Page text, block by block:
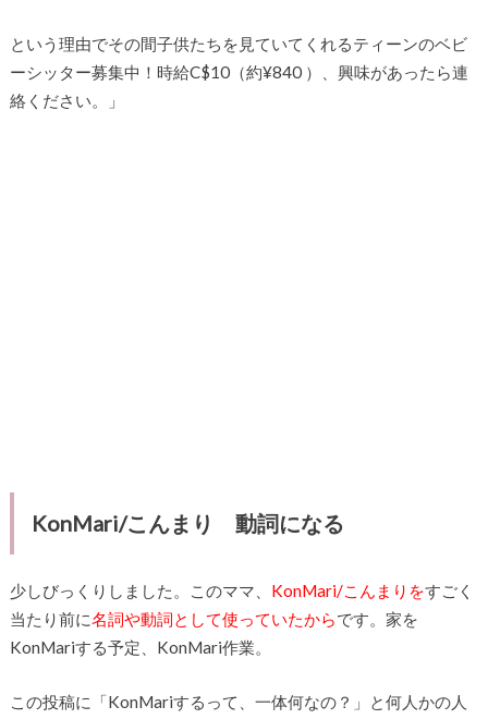
という理由でその間子供たちを見ていてくれるティーンのベビ
ーシッター募集中！時給C$10（約¥840 ）、興味があったら連
絡ください。」
KonMari/こんまり 動詞になる
少しびっくりしました。このママ、 KonMari/こんまりをすごく
当たり前に名詞や動詞として使っていたからです。家を
KonMariする予定、KonMari作業。
この投稿に「KonMariするって、一体何なの？」と何人かの人